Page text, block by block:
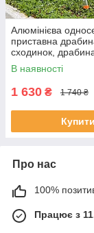
Алюмінієва
приставна
сходинок,
В наявності
1 630 ₴ 1 740 ₴
Купити
Про нас
100%
Працює з